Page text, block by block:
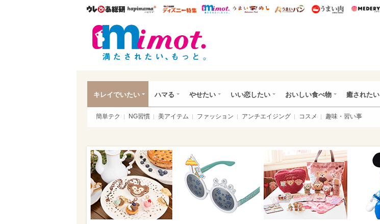
ウレぴあ総研ハピママ* ウレぴあ総研 ディズニー特集
mimot. うまいめし うまいパン うまい肉
キレイでいたい ハマる やせたい いい恋したい おいしい食べ物 癒されたい
簡単テク NG習慣 美アイテム ファッション アンチエイジング コスメ 趣味・習い事